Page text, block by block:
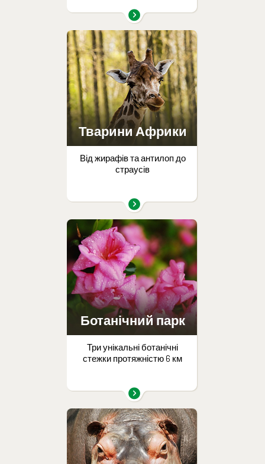
Тварини Африки
Від жирафів та антилоп до
страусів
Ботанічний парк
Три унікальні ботанічні
стежки протяжністю 6 км